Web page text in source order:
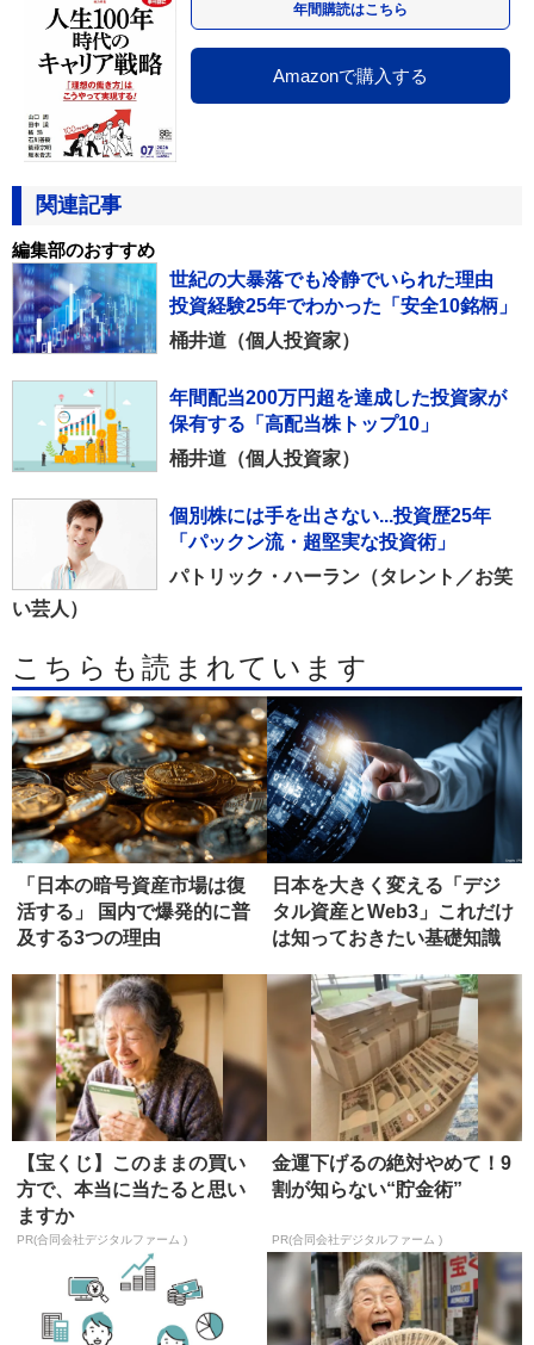
年間購読はこちら
Amazonで購入する
関連記事
編集部のおすすめ
世紀の大暴落でも冷静でいられた理由
投資経験25年でわかった「安全10銘柄」
桶井道（個人投資家）
年間配当200万円超を達成した投資家が
保有する「高配当株トップ10」
桶井道（個人投資家）
個別株には手を出さない...投資歴25年
「パックン流・超堅実な投資術」
パトリック・ハーラン（タレント／お笑
い芸人）
こちらも読まれています
「日本の暗号資産市場は復
活する」 国内で爆発的に普
及する3つの理由
日本を大きく変える「デジ
タル資産とWeb3」これだけ
は知っておきたい基礎知識
【宝くじ】このままの買い
方で、本当に当たると思い
ますか
PR(合同会社デジタルファーム )
金運下げるの絶対やめて！9
割が知らない“貯金術”
PR(合同会社デジタルファーム )